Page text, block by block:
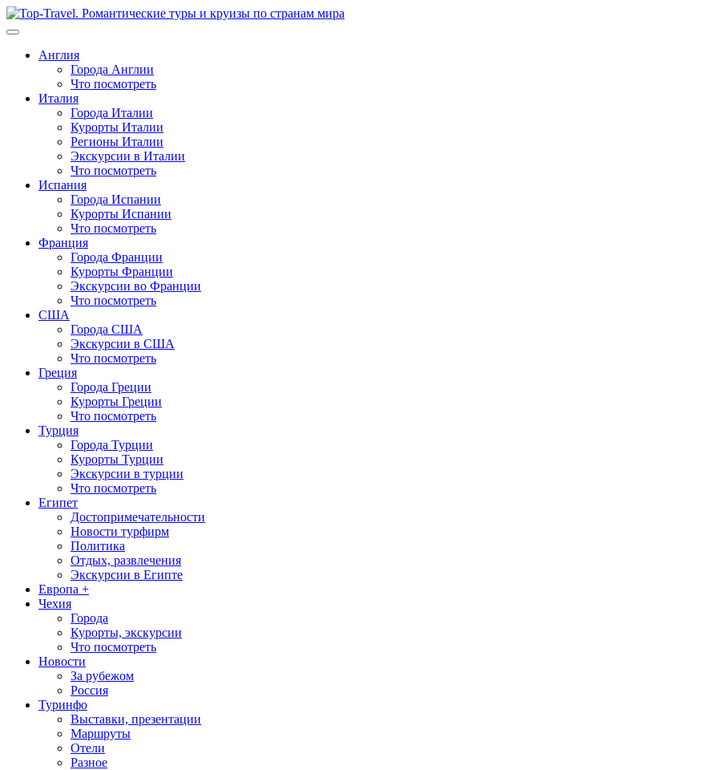
Перейти
к
Англия
Города Англии
Что посмотреть
Италия
Города Италии
Курорты Италии
Регионы Италии
Экскурсии в Италии
Что посмотреть
Испания
Города Испании
Курорты Испании
Что посмотреть
Франция
Города Франции
Курорты Франции
Экскурсии во Франции
Что посмотреть
США
Города США
Экскурсии в США
Что посмотреть
Греция
Города Греции
Курорты Греции
Что посмотреть
Турция
Города Турции
Курорты Турции
Экскурсии в турции
Что посмотреть
Египет
Достопримечательности
Новости турфирм
Политика
Отдых, развлечения
Экскурсии в Египте
Европа +
Чехия
Города
Курорты, экскурсии
Что посмотреть
Новости
За рубежом
Россия
Туринфо
Выставки, презентации
Маршруты
Отели
Разное